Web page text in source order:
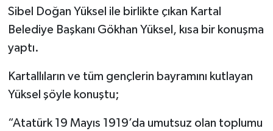
Sibel Doğan Yüksel ile birlikte çıkan Kartal
Belediye Başkanı Gökhan Yüksel, kısa bir konuşma
yaptı.
Kartallıların ve tüm gençlerin bayramını kutlayan
Yüksel şöyle konuştu;
“Atatürk 19 Mayıs 1919’da umutsuz olan toplumu